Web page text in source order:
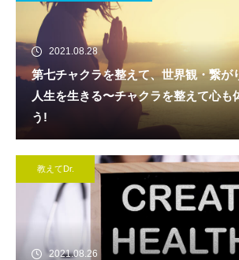
2021.08.28
第七チャクラを整えて、世界観・繋が
人生を生きる〜チャクラを整えて心も
う!
教えてDr.
2021.08.26